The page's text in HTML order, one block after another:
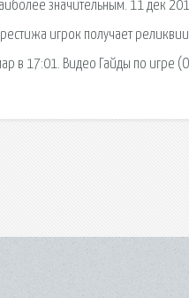
значительным. 11 дек
игрок получает
в 17:01. Видео Гайды по игре